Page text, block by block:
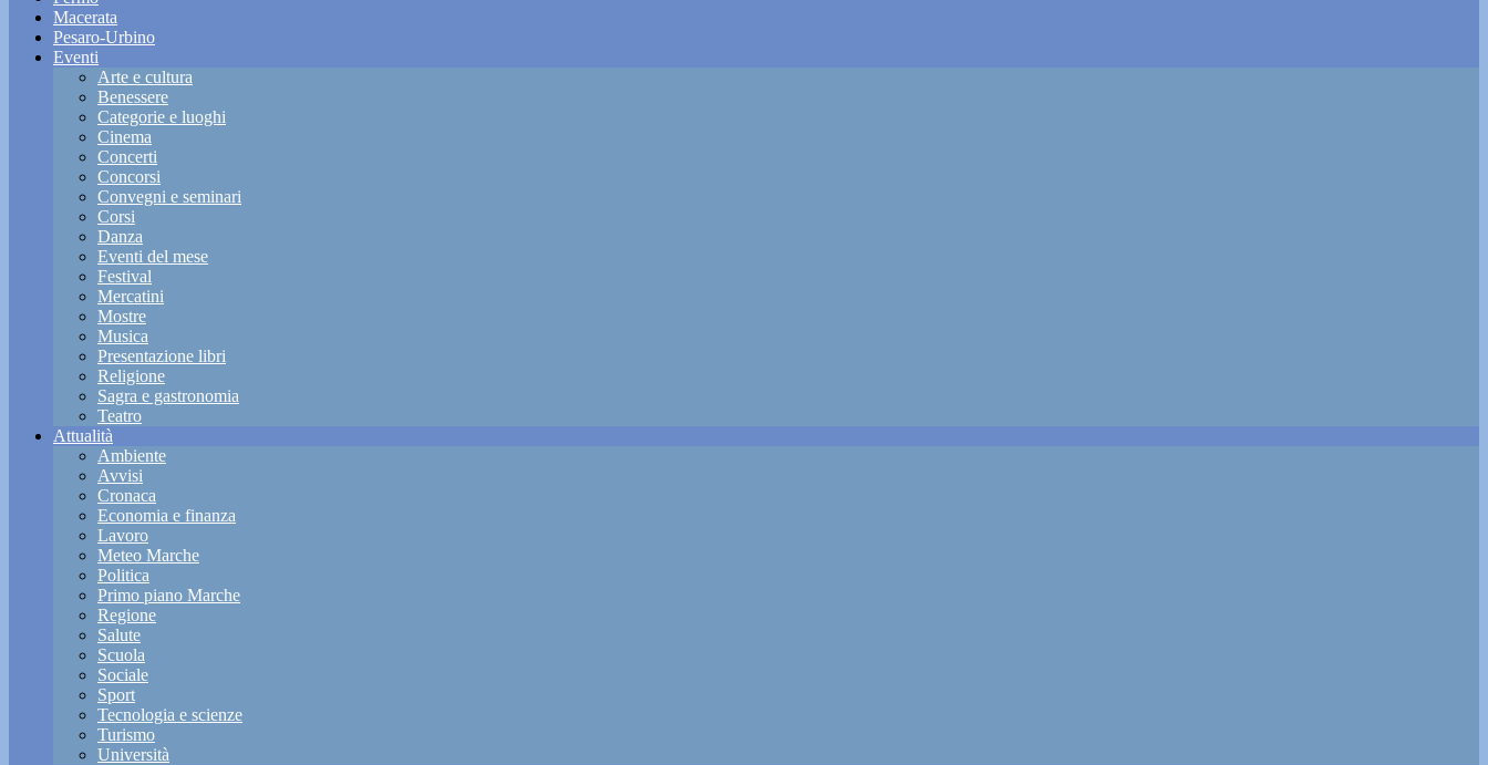
Macerata
Pesaro-Urbino
Eventi
Arte e cultura
Benessere
Categorie e luoghi
Cinema
Concerti
Concorsi
Convegni e seminari
Corsi
Danza
Eventi del mese
Festival
Mercatini
Mostre
Musica
Presentazione libri
Religione
Sagra e gastronomia
Teatro
Attualità
Ambiente
Avvisi
Cronaca
Economia e finanza
Lavoro
Meteo Marche
Politica
Primo piano Marche
Regione
Salute
Scuola
Sociale
Sport
Tecnologia e scienze
Turismo
Università